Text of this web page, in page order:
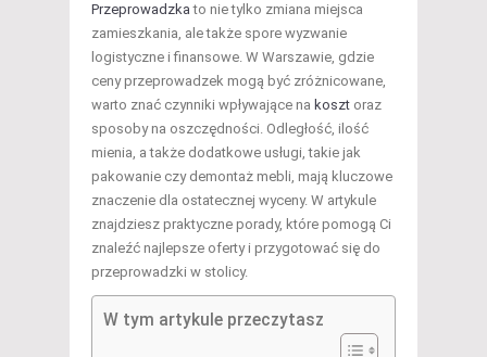
Przeprowadzka to nie tylko zmiana miejsca
zamieszkania, ale także spore wyzwanie
logistyczne i finansowe. W Warszawie, gdzie
ceny przeprowadzek mogą być zróżnicowane,
warto znać czynniki wpływające na koszt oraz
sposoby na oszczędności. Odległość, ilość
mienia, a także dodatkowe usługi, takie jak
pakowanie czy demontaż mebli, mają kluczowe
znaczenie dla ostatecznej wyceny. W artykule
znajdziesz praktyczne porady, które pomogą Ci
znaleźć najlepsze oferty i przygotować się do
przeprowadzki w stolicy.
W tym artykule przeczytasz